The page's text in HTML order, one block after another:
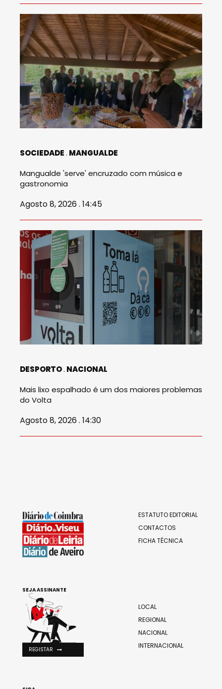
SOCIEDADE MANGUALDE
Mangualde 'serve' encruzado com música e
gastronomia
Agosto 8, 2026 . 14:45
DESPORTO NACIONAL
Mais lixo espalhado é um dos maiores problemas
do Volta
Agosto 8, 2026 . 14:30
ESTATUTO EDITORIAL
CONTACTOS
FICHA TÉCNICA
LOCAL
REGIONAL
NACIONAL
INTERNACIONAL
SEJA ASSINANTE
REGISTAR